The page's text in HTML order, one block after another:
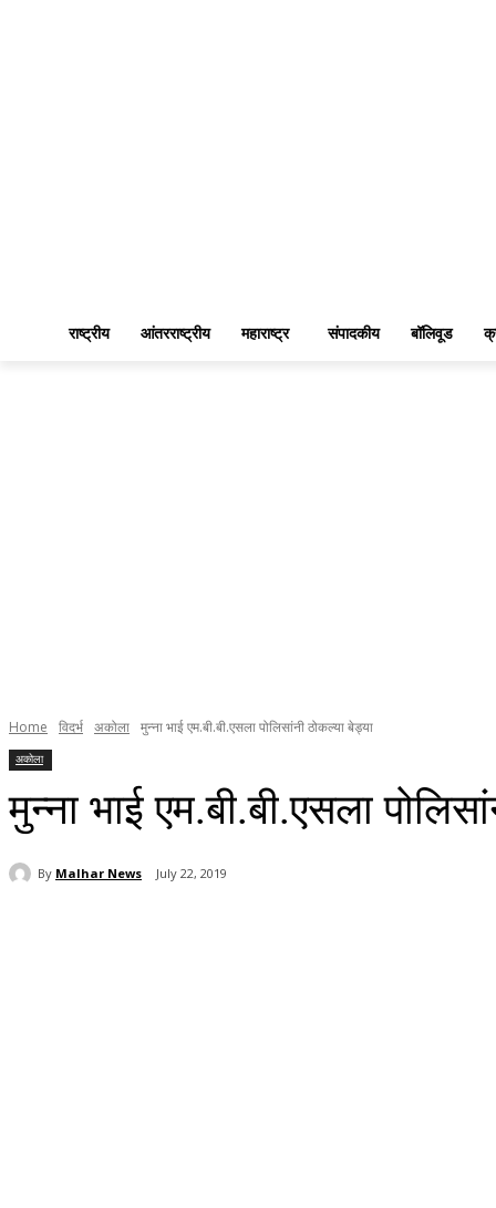
राष्ट्रीय आंतरराष्ट्रीय महाराष्ट्र संपादकीय बॉलिवूड
Home विदर्भ अकोला मुन्ना भाई एम.बी.बी.एसला पोलिसांनी ठोकल्या बेड्या
अकोला
मुन्ना भाई एम.बी.बी.एसला
By Malhar News July 22, 2019